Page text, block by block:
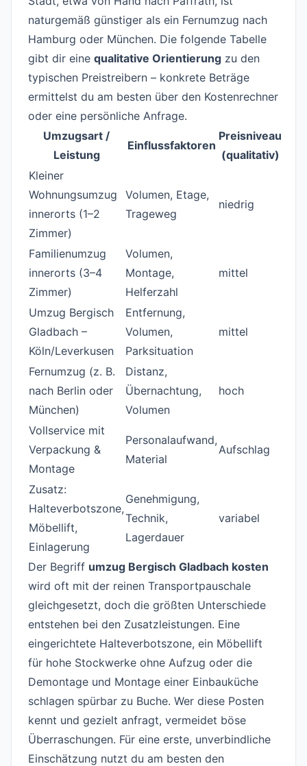
naturgemäß günstiger als ein Fernumzug nach
Hamburg oder München. Die folgende Tabelle
gibt dir eine qualitative Orientierung zu den
typischen Preistreibern – konkrete Beträge
ermittelst du am besten über den Kostenrechner
oder eine persönliche Anfrage.
Umzugsart /
Leistung
Einflussfaktoren
Preisniveau
(qualitativ)
Kleiner
Wohnungsumzug
innerorts (1–2
Zimmer)
Volumen, Etage,
Trageweg
niedrig
Familienumzug
innerorts (3–4
Zimmer)
Volumen,
Montage,
Helferzahl
mittel
Umzug Bergisch
Gladbach –
Köln/Leverkusen
Entfernung,
Volumen,
Parksituation
mittel
Fernumzug (z. B.
nach Berlin oder
München)
Distanz,
Übernachtung,
Volumen
hoch
Vollservice mit
Verpackung &
Montage
Personalaufwand,
Material
Aufschlag
Zusatz:
Halteverbotszone,
Möbellift,
Einlagerung
Genehmigung,
Technik,
Lagerdauer
variabel
Der Begriff umzug Bergisch Gladbach kosten
wird oft mit der reinen Transportpauschale
gleichgesetzt, doch die größten Unterschiede
entstehen bei den Zusatzleistungen. Eine
eingerichtete Halteverbotszone, ein Möbellift
für hohe Stockwerke ohne Aufzug oder die
Demontage und Montage einer Einbauküche
schlagen spürbar zu Buche. Wer diese Posten
kennt und gezielt anfragt, vermeidet böse
Überraschungen. Für eine erste, unverbindliche
Einschätzung nutzt du am besten den